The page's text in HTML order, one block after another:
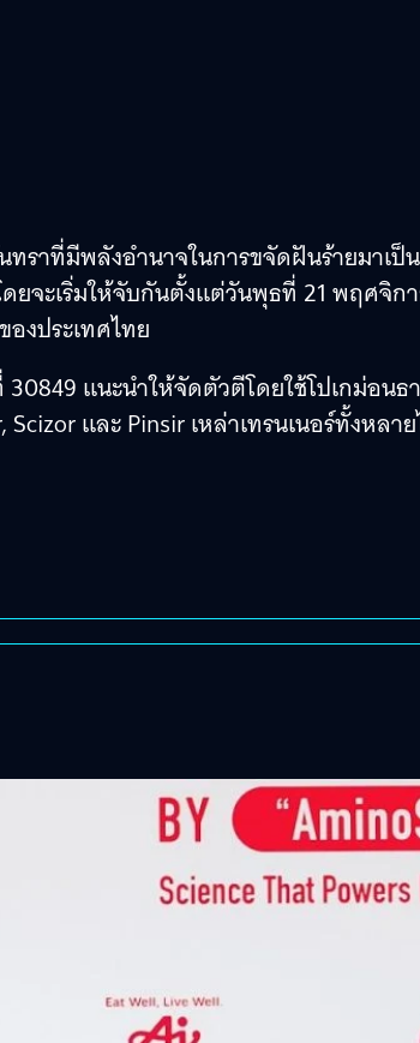
ราที่มีพลังอำนาจในการขจัดฝันร้ายมาเป็น
ดยจะเริ่มให้จับกันตั้งแต่วันพุธที่ 21 พฤศจิก
งประเทศไทย
แนะนำให้จัดตัวตีโดยใช้โปเกม่อนธ
และ Pinsir เหล่าเทรนเนอร์ทั้งหลา